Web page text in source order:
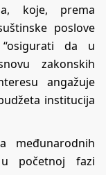
koje, prema
poslove
da u
zakonskih
angažuje
institucija
međunarodnih
početnoj fazi